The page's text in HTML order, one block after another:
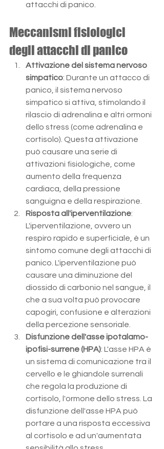
attacchi di panico.
Meccanismi fisiologici
degli attacchi di panico
Attivazione del sistema nervoso
simpatico: Durante un attacco di
panico, il sistema nervoso
simpatico si attiva, stimolando il
rilascio di adrenalina e altri ormoni
dello stress (come adrenalina e
cortisolo). Questa attivazione
può causare una serie di
attivazioni fisiologiche, come
aumento della frequenza
cardiaca, della pressione
sanguigna e della respirazione.
Risposta all'iperventilazione:
L'iperventilazione, ovvero un
respiro rapido e superficiale, è un
sintomo comune degli attacchi di
panico. L'iperventilazione può
causare una diminuzione del
diossido di carbonio nel sangue, il
che a sua volta può provocare
capogiri, confusione e alterazioni
della percezione sensoriale.
Disfunzione dell'asse ipotalamo-
ipofisi-surrene (HPA): L'asse HPA è
un sistema di comunicazione tra il
cervello e le ghiandole surrenali
che regola la produzione di
cortisolo, l'ormone dello stress. La
disfunzione dell'asse HPA può
portare a una risposta eccessiva
al cortisolo e ad un'aumentata